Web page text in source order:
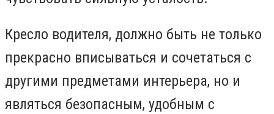
Кресло водителя, должно быть не только
прекрасно вписываться и сочетаться с
другими предметами интерьера, но и
являться безопасным, удобным с